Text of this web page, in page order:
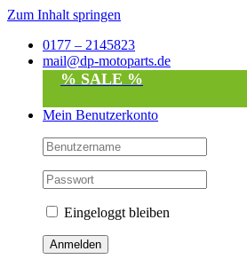
Zum Inhalt springen
0177 – 2145823
mail@dp-motoparts.de
% SALE %
Mein Benutzerkonto
Eingeloggt bleiben